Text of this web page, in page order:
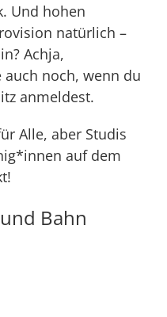
Und hohen
natürlich –
Achja,
auch noch, wenn du
anmeldest.
Alle, aber Studis
auf dem
Bahn